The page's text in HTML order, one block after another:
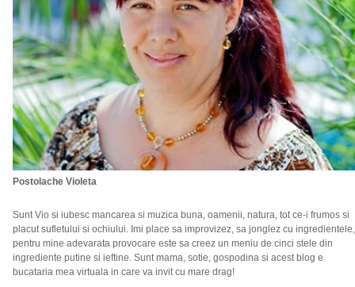
Postolache Violeta
Sunt Vio si iubesc mancarea si muzica buna, oamenii, natura, tot ce-i frumos si
placut sufletului si ochiului. Imi place sa improvizez, sa jonglez cu ingredientele,
pentru mine adevarata provocare este sa creez un meniu de cinci stele din
ingrediente putine si ieftine. Sunt mama, sotie, gospodina si acest blog e
bucataria mea virtuala in care va invit cu mare drag!